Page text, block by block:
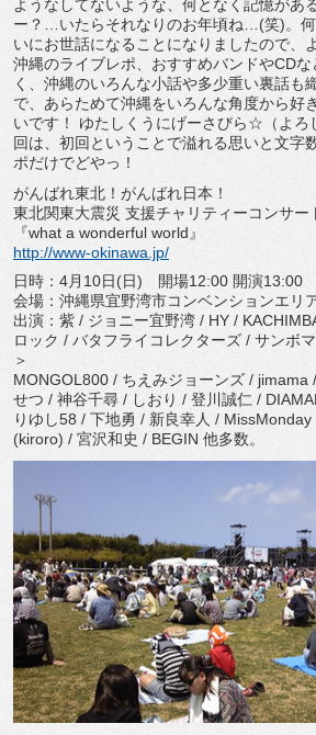
ようなしてないような、何となく記憶があ
ー？…いたらそれなりのお年頃ね…(笑)。
いにお世話になることになりましたので、
沖縄のライブレポ、おすすめバンドやCD
く、沖縄のいろんな小話や多少重い裏話も
で、あらためて沖縄をいろんな角度から好
いです！ ゆたしくうにげーさびら☆（よろ
回は、初回ということで溢れる思いと文字
ポだけでどやっ！
がんばれ東北！がんばれ日本！
東北関東大震災 支援チャリティーコンサー
『what a wonderful world』
http://www-okinawa.jp/
日時：4月10日(日) 開場12:00 開演13:00
会場：沖縄県宜野湾市コンベンションエリ
出演：紫 / ジョニー宜野湾 / HY /
ロック / バタフライコレクターズ / サンボ
＞
MONGOL800 / ちえみジョーンズ / jimama
せつ / 神谷千尋 / しおり / 登川誠仁 /
りゆし58 / 下地勇 / 新良幸人 /
(kiroro) / 宮沢和史 / BEGIN 他多数。